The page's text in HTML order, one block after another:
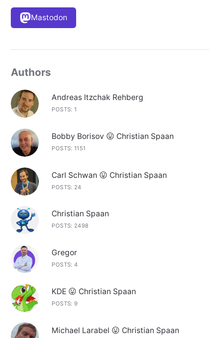
Mastodon
Authors
Andreas Itzchak Rehberg
POSTS: 1
Bobby Borisov 😛 Christian Spaan
POSTS: 1151
Carl Schwan 😛 Christian Spaan
POSTS: 24
Christian Spaan
POSTS: 2498
Gregor
POSTS: 4
KDE 😛 Christian Spaan
POSTS: 9
Michael Larabel 😛 Christian Spaan